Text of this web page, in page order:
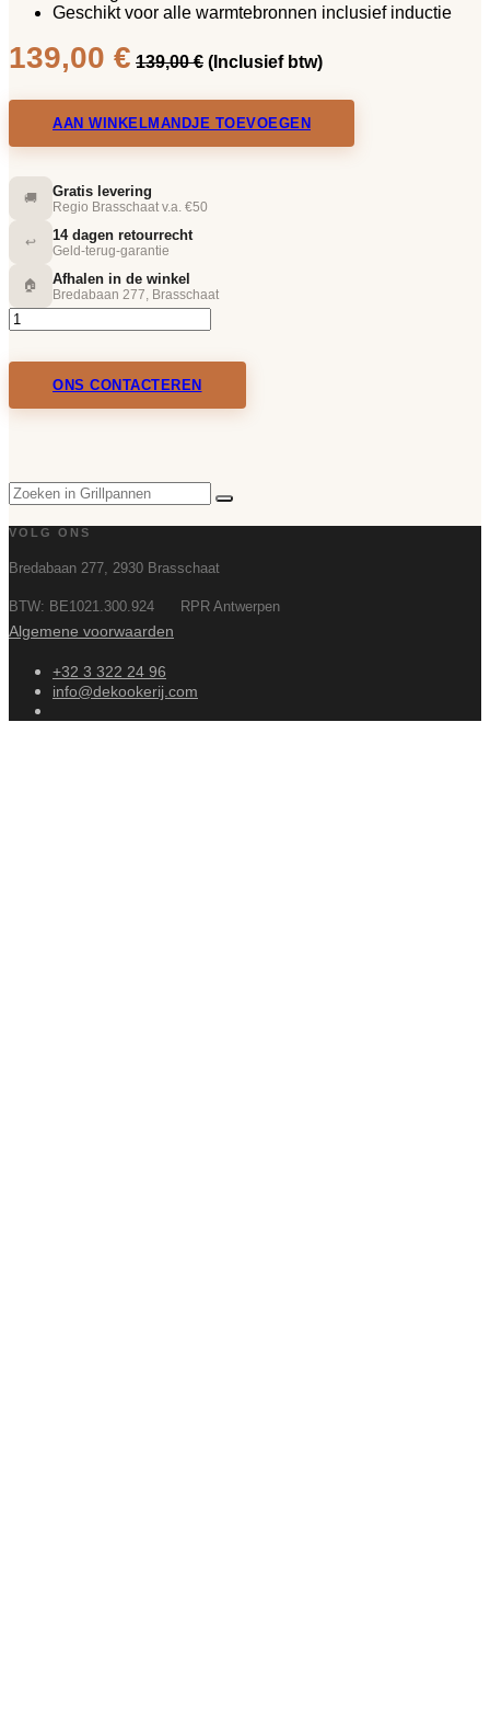
Geschikt voor alle warmtebronnen inclusief inductie
139,00 € 139,00€ (Inclusief btw)
AAN WINKELMANDJE TOEVOEGEN
🚚 Gratis levering
Regio Brasschaat v.a. €50
↩️ 14 dagen retourrecht
Geld-terug-garantie
🏠 Afhalen in de winkel
Bredabaan 277, Brasschaat
ONS CONTACTEREN
VOLG ONS
Bredabaan 277, 2930 Brasschaat
BTW: BE1021.300.924 RPR Antwerpen
Algemene voorwaarden
+32 3 322 24 96
info@dekookerij.com